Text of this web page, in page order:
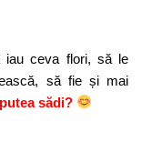
iau ceva flori, să le
să fie și mai
sădi?